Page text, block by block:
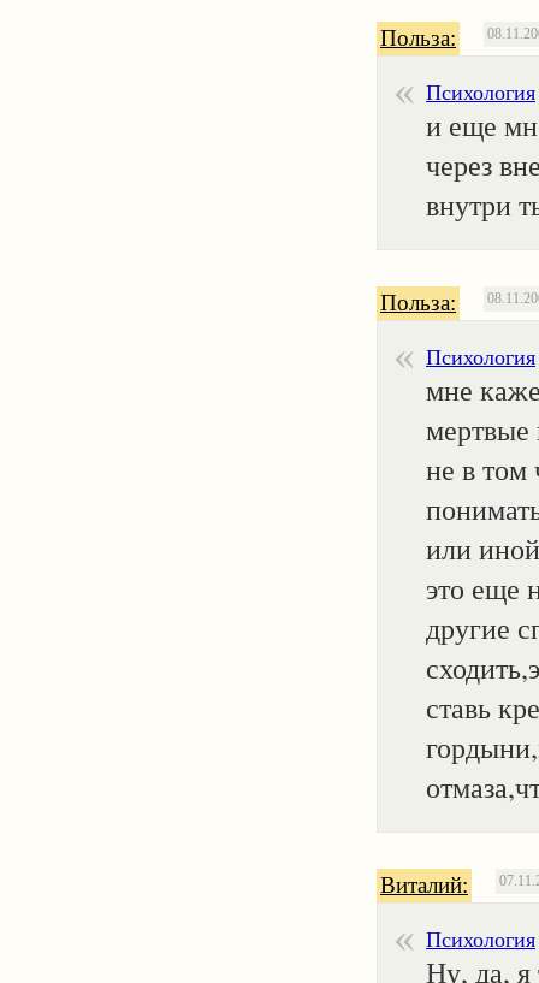
Польза:
Психология
и еще
через
внутри
Польза:
Психология
мне
мертвые
не в том
или
это еще
другие
ставь
Виталий:
Психология
Ну, да, я